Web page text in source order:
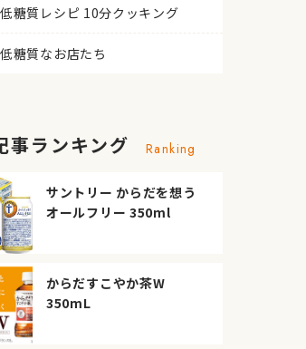
低糖質レシピ 10分クッキング
低糖質なお店たち
事ランキング Ranking
サントリー からだを想う
オールフリー 350ml
からだすこやか茶W
350mL